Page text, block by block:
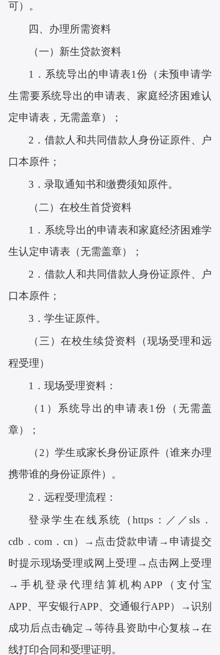
可） 。
四、办理所需资料
（一）新生贷款资料
1．系统导出的申请表1份 （ 未预申请学
生需要系统导出的申请表、 家庭经济困难认
定申请表 ，无需盖章）；
2．借款人和共同借款人身份证原件、 户
口本原件；
3．录取通知书和缴费须知原件。
（二）在校生首贷资料
1．系统导出的申请表和家庭经济困难学
生认定申请表 （无需盖章） ；
2．借款人和共同借款人身份证原件、 户
口本原件；
3．学生证原件。
（三）在校生续贷资料（现场受理和远
程受理）
1．现场受理资料 ：
（ 1） 系统导出的申请表 1份（无需盖
章） ；
（ 2）学生或家长身份证原件（谁来办理
携带谁的身份证原件）。
2．远程受理流程：
登录学生在线系统（https：／／sls．
cdb．com．cn ） →点击贷款申请→申请提交
时提示现场受理或网上受理→点击网上受理
→手机登录代理结算机构 APP（支付宝
APP、平安银行APP、交通银行APP） →识别
成功后点击确定→等待县资助中心复核→在
线打印合同和受理证明。